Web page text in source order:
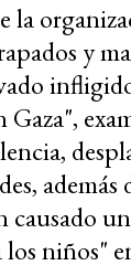
la
y
Gaza",
además
causado
niños"